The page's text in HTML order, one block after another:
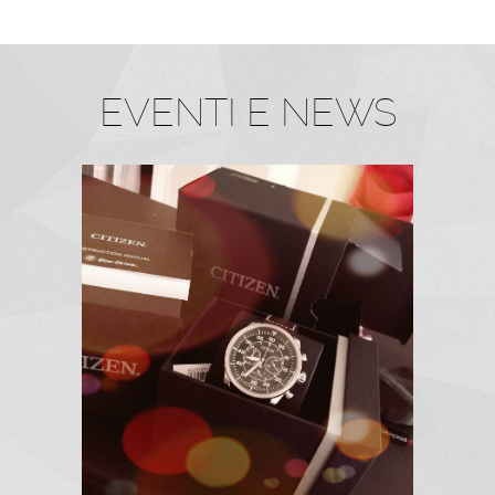
EVENTI E NEWS